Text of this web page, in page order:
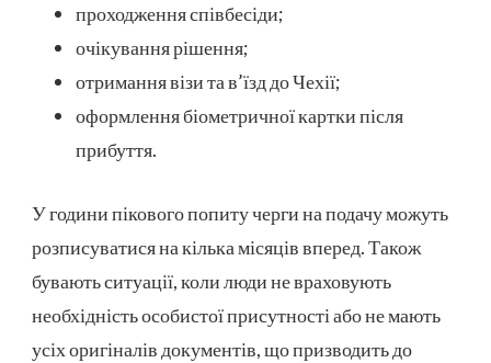
проходження співбесіди;
очікування рішення;
отримання візи та в’їзд до Чехії;
оформлення біометричної картки після
прибуття.
У години пікового попиту черги на подачу можуть
розписуватися на кілька місяців вперед. Також
бувають ситуації, коли люди не враховують
необхідність особистої присутності або не мають
усіх оригіналів документів, що призводить до